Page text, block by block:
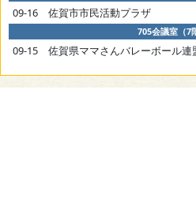
09-16 佐賀市市民活動プラザ
705会議室（7
09-15 佐賀県ママさんバレーボール連